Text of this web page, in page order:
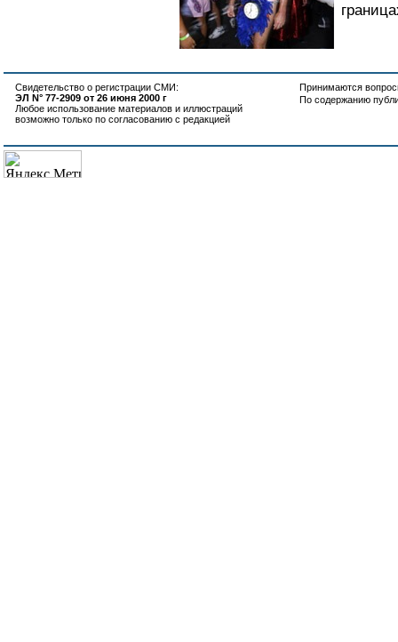
Свидетельство о регистрации СМИ:
ЭЛ N° 77-2909 от 26 июня 2000 г
Любое использование материалов и иллюстраций
возможно только по согласованию с редакцией
Принимаются
По содержанию